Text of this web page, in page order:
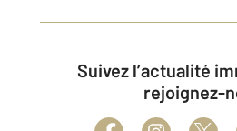
Suivez l’actualité immobilière et
rejoignez-